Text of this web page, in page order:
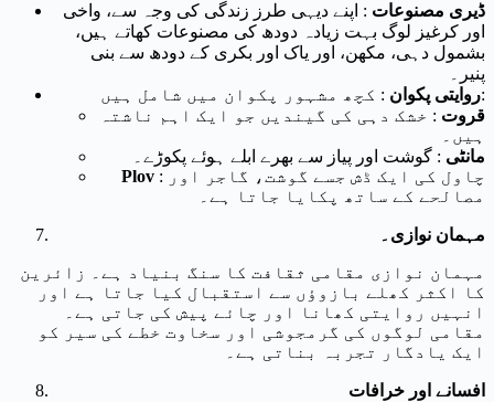
ڈیری مصنوعات : اپنے دیہی طرز زندگی کی وجہ سے، واخی
اور کرغیز لوگ بہت زیادہ دودھ کی مصنوعات کھاتے ہیں،
بشمول دہی، مکھن، اور یاک اور بکری کے دودھ سے بنی
پنیر۔
روایتی پکوان: کچھ مشہور پکوان میں شامل ہیں:
قروت : خشک دہی کی گیندیں جو ایک اہم ناشتہ
ہیں۔
مانٹی : گوشت اور پیاز سے بھرے ابلے ہوئے پکوڑے۔
Plov : چاول کی ایک ڈش جسے گوشت، گاجر اور
مصالحے کے ساتھ پکایا جاتا ہے۔
مہمان نوازی۔
مہمان نوازی مقامی ثقافت کا سنگ بنیاد ہے۔ زائرین
کا اکثر کھلے بازوؤں سے استقبال کیا جاتا ہے اور
انہیں روایتی کھانا اور چائے پیش کی جاتی ہے۔
مقامی لوگوں کی گرمجوشی اور سخاوت خطے کی سیر کو
ایک یادگار تجربہ بناتی ہے۔
افسانے اور خرافات